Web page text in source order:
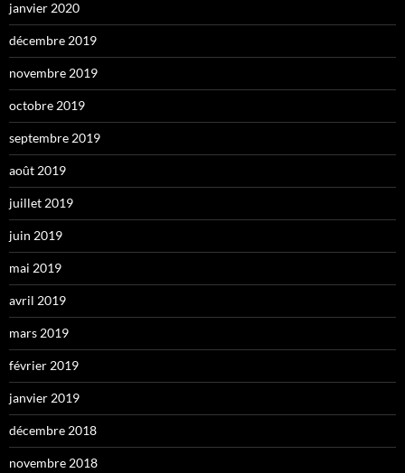
janvier 2020
décembre 2019
novembre 2019
octobre 2019
septembre 2019
août 2019
juillet 2019
juin 2019
mai 2019
avril 2019
mars 2019
février 2019
janvier 2019
décembre 2018
novembre 2018